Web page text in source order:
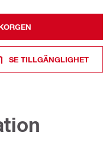
SE TILLGÄNGLIGHET